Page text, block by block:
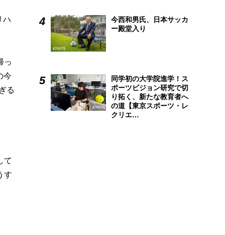
ハ
っ
今
る
て
す
今西和男氏、日本サッカ
ー殿堂入り
同学初の大学院進学！ス
ポーツビジョン研究で切
り拓く、新たな教育者へ
の道【東京スポーツ・レ
クリエ…